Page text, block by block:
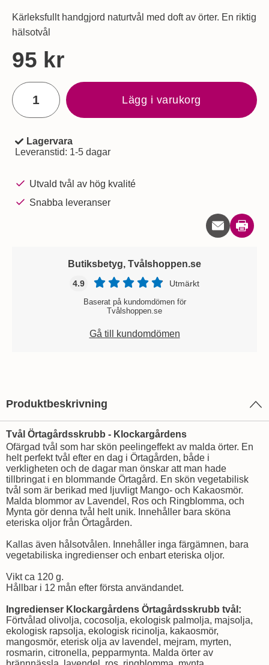
Kärleksfullt handgjord naturtvål med doft av örter. En riktig
hälsotvål
Handla denna produkt Klockargårdens Örtagårdsskrubb -
pris
95 kr
antal
Lägg i varukorg
Tillgänglighet:
Lagervara
Leveranstid: 1-5 dagar
Utvald tvål av hög kvalité
Snabba leveranser
Skriv
Butiksbetyg, Tvålshoppen.se
4.9 Utmärkt
Baserat på kundomdömen för
Tvålshoppen.se
Gå till kundomdömen
Produktbeskrivning
Tvål Örtagårdsskrubb - Klockargårdens
Ofärgad tvål som har skön peelingeffekt av malda örter. En
helt perfekt tvål efter en dag i Örtagården, både i
verkligheten och de dagar man önskar att man hade
tillbringat i en blommande Örtagård. En skön vegetabilisk
tvål som är berikad med ljuvligt Mango- och Kakaosmör.
Malda blommor av Lavendel, Ros och Ringblomma, och
Mynta gör denna tvål helt unik. Innehåller bara sköna
eteriska oljor från Örtagården.
Kallas även hålsotvålen. Innehåller inga färgämnen, bara
vegetabiliska ingredienser och enbart eteriska oljor.
Vikt ca 120 g.
Hållbar i 12 mån efter första användandet.
Ingredienser Klockargårdens Örtagårdsskrubb tvål:
Förtvålad olivolja, cocosolja, ekologisk palmolja, majsolja,
ekologisk rapsolja, ekologisk ricinolja, kakaosmör,
mangosmör, eterisk olja av lavendel, mejram, myrten,
rosmarin, citronella, pepparmynta. Malda örter av